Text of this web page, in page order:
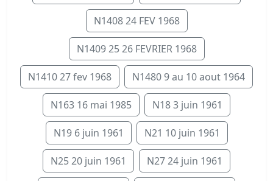
N1408 24 FEV 1968
N1409 25 26 FEVRIER 1968
N1410 27 fev 1968 N1480 9 au 10 aout 1964
N163 16 mai 1985 N18 3 juin 1961
N19 6 juin 1961 N21 10 juin 1961
N25 20 juin 1961 N27 24 juin 1961